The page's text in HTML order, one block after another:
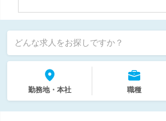
どんな求人をお探しですか？
勤務地・本社 職種